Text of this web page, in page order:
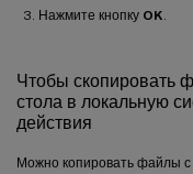
Нажмите кнопку OK
Чтобы скопировать
стола в локальную
действия
Можно копировать файлы с